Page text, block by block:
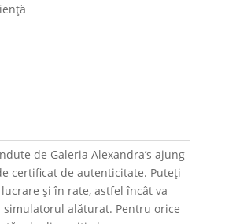
de Galeria Alexandra’s ajung
certificat de autenticitate. Puteți
și în rate, astfel încât va
alăturat. Pentru orice